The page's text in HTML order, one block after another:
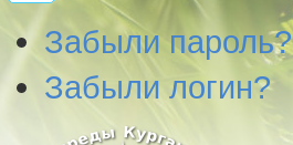
Забыли пароль?
Забыли логин?